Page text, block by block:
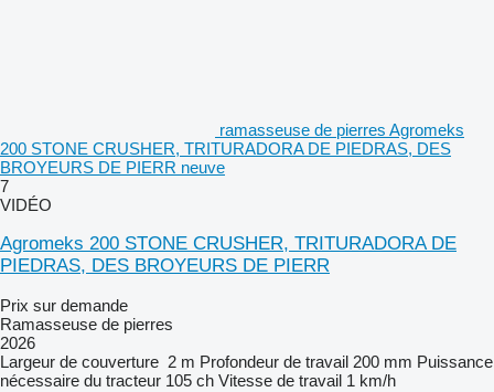
ramasseuse de pierres Agromeks
200 STONE CRUSHER, TRITURADORA DE PIEDRAS, DES
BROYEURS DE PIERR neuve
7
VIDÉO
Agromeks 200 STONE CRUSHER, TRITURADORA DE
PIEDRAS, DES BROYEURS DE PIERR
Prix sur demande
Ramasseuse de pierres
2026
Largeur de couverture 2 m Profondeur de travail 200 mm Puissance
nécessaire du tracteur 105 ch Vitesse de travail 1 km/h